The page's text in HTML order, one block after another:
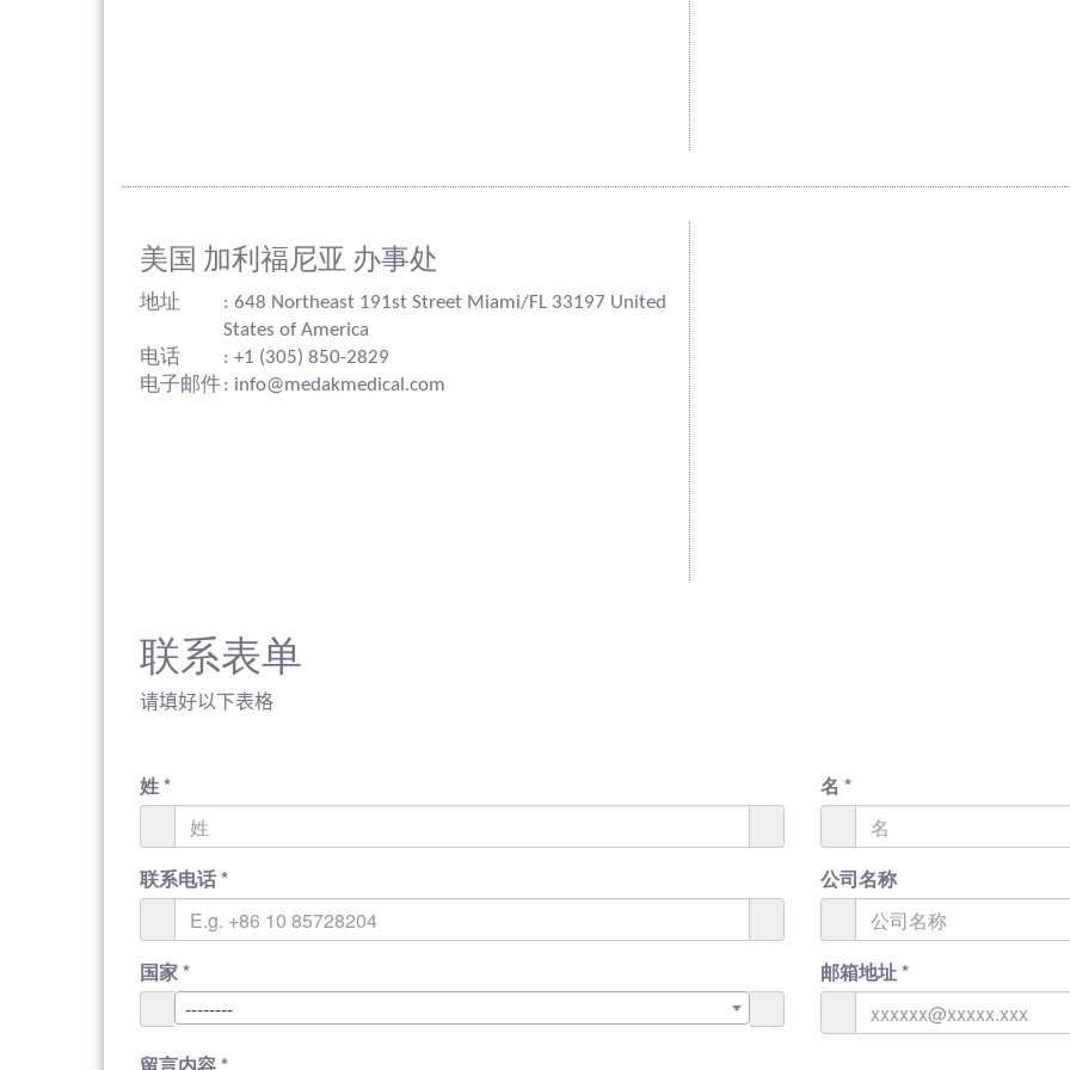
美国 加利福尼亚 办事处
地址
: 648 Northeast 191st Street Miami/FL 33197 United
States of America
电话
: +1 (305) 850-2829
电子邮件: info@medakmedical.com
联系表单
请填好以下表格
姓* 名 *
联系电话* 公司名称
国家*
--------
邮箱地址*